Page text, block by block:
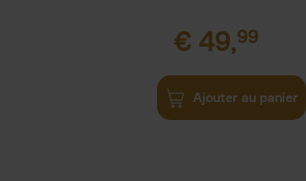
€ 49,99
Ajouter au panier